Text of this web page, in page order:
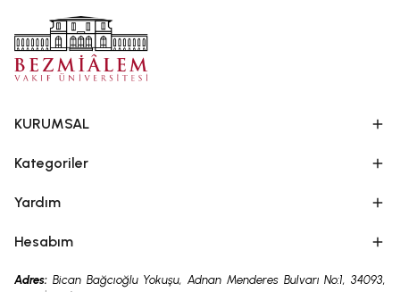
KURUMSAL
Kategoriler
Yardım
Hesabım
Adres: Bican Bağcıoğlu Yokuşu, Adnan Menderes Bulvarı No:1, 34093,